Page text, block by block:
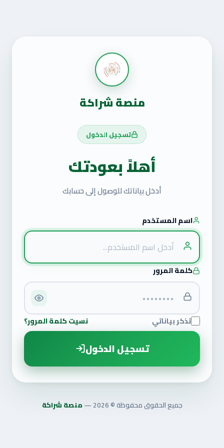
منصة شراكة
تسجيل الدخول
أهلاً بعودتك
أدخل بياناتك للوصول إلى حسابك
اسم المستخدم
كلمة المرور
تذكر بياناتي نسيت كلمة المرور؟
تسجيل الدخول
جميع الحقوق محفوظة © 2026 — منصة شراكة